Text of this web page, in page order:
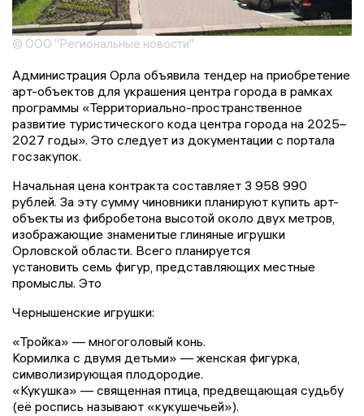
© ООО "Региональные новости"
Администрация Орла объявила тендер на приобретение
арт-объектов для украшения центра города в рамках
программы «Территориально-пространственное
развитие туристического кода центра города на 2025–
2027 годы». Это следует из документации с портала
госзакупок.
Начальная цена контракта составляет 3 958 990
рублей. За эту сумму чиновники планируют купить арт-
объекты из фибробетона высотой около двух метров,
изображающие знаменитые глиняные игрушки
Орловской области. Всего планируется
установить семь фигур, представляющих местные
промыслы. Это
Чернышенские игрушки:
«Тройка» — многоголовый конь.
Кормилка с двумя детьми» — женская фигурка,
символизирующая плодородие.
«Кукушка» — священная птица, предвещающая судьбу
(её роспись называют «кукушечьей»).